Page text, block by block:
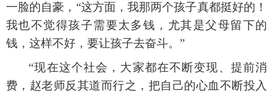
一脸的自豪，“这方面，我那两个孩子真都挺好的！
我也不觉得孩子需要太多钱，尤其是父母留下的
钱，这样不好，要让孩子去奋斗。”
“现在这个社会，大家都在不断变现、提前消
费，赵老师反其道而行之，把自己的心血不断投入